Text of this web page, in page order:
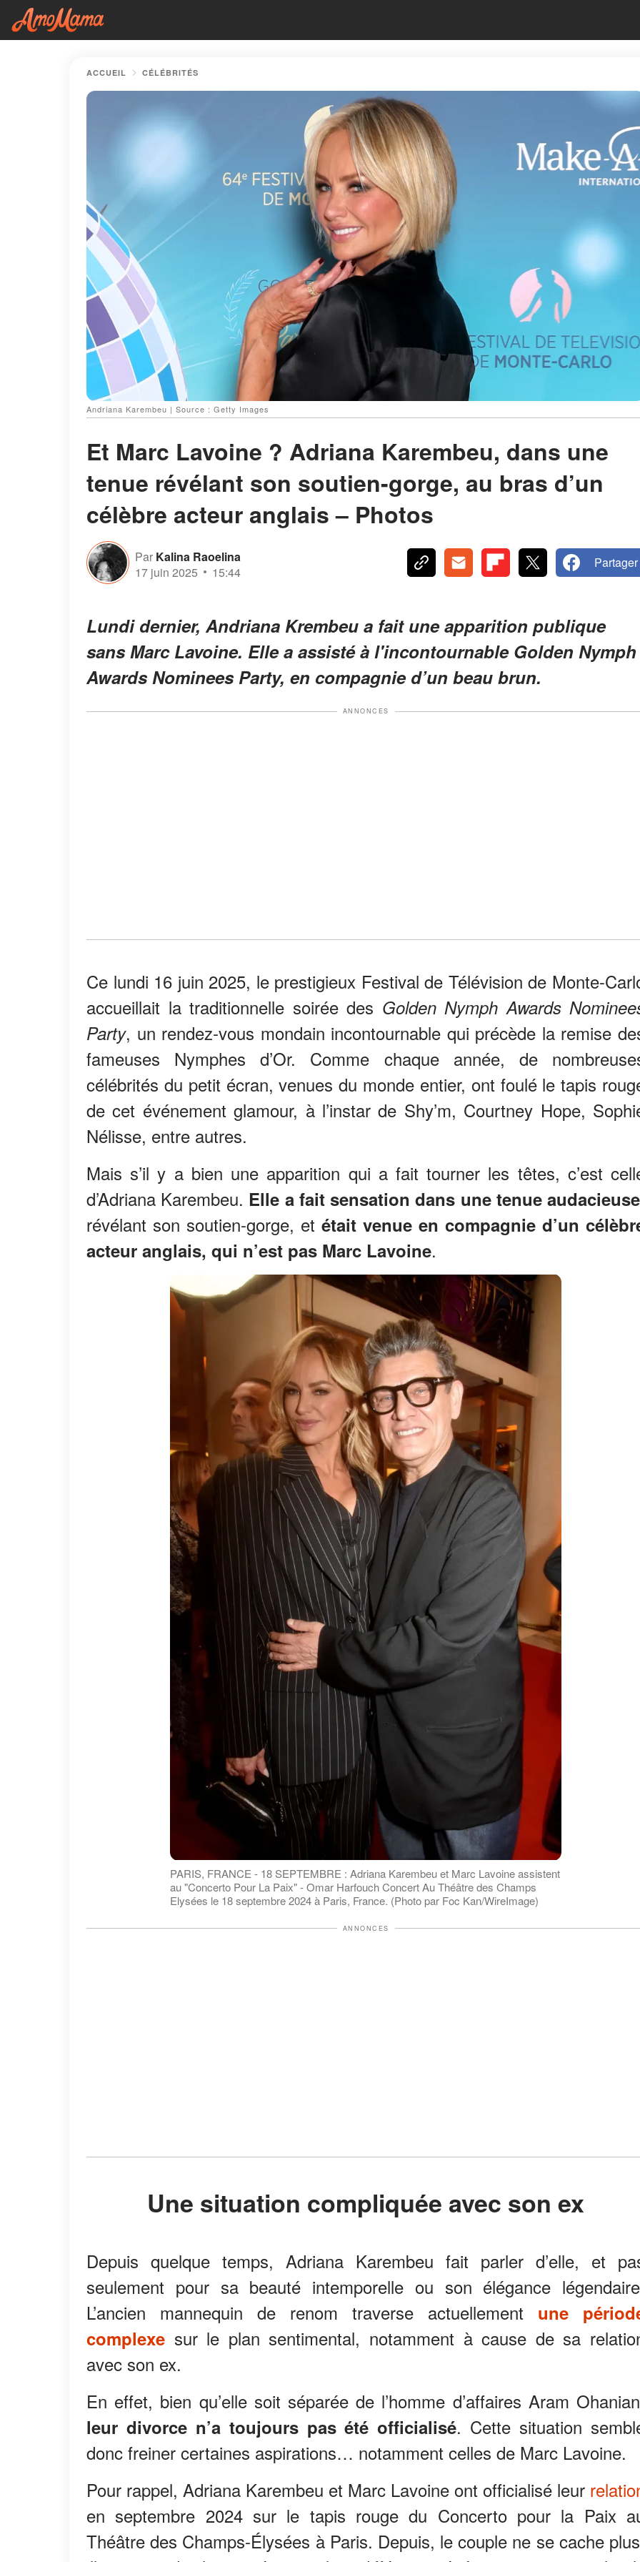
ACCUEIL CÉLÉBRITÉS
Andriana Karembeu | Source : Getty Images
Et Marc Lavoine ? Adriana Karembeu, dans une
tenue révélant son soutien-gorge, au bras d’un
célèbre acteur anglais – Photos
Par Kalina Raoelina
17 juin 2025
15:44
Partager
Lundi dernier, Andriana Krembeu a fait une apparition publique
sans Marc Lavoine. Elle a assisté à l'incontournable Golden Nymph
Awards Nominees Party, en compagnie d’un beau brun.
ANNONCES
Ce lundi 16 juin 2025, le prestigieux Festival de Télévision de Monte-
accueillait la traditionnelle soirée des Golden Nymph Awards
Party, un rendez-vous mondain incontournable qui précède la remise
fameuses Nymphes d’Or. Comme chaque année, de
célébrités du petit écran, venues du monde entier, ont foulé le tapis
de cet événement glamour, à l’instar de Shy’m, Courtney Hope,
Nélisse, entre autres.
Mais s’il y a bien une apparition qui a fait tourner les têtes, c’est
d’Adriana Karembeu. Elle a fait sensation dans une tenue audacieuse
révélant son soutien-gorge, et était venue en compagnie d’un
acteur anglais, qui n’est pas Marc Lavoine.
PARIS, FRANCE - 18 SEPTEMBRE : Adriana Karembeu et Marc Lavoine assistent
au "Concerto Pour La Paix" - Omar Harfouch Concert Au Théâtre des Champs
Elysées le 18 septembre 2024 à Paris, France. (Photo par Foc Kan/WireImage)
ANNONCES
Une situation compliquée avec son ex
Depuis quelque temps, Adriana Karembeu fait parler d’elle, et
seulement pour sa beauté intemporelle ou son élégance
L’ancien mannequin de renom traverse actuellement une
complexe sur le plan sentimental, notamment à cause de sa
avec son ex.
En effet, bien qu’elle soit séparée de l’homme d’affaires Aram
leur divorce n’a toujours pas été officialisé. Cette situation
donc freiner certaines aspirations… notamment celles de Marc Lavoine.
Pour rappel, Adriana Karembeu et Marc Lavoine ont officialisé leur
en septembre 2024 sur le tapis rouge du Concerto pour la Paix
Théâtre des Champs-Élysées à Paris. Depuis, le couple ne se cache